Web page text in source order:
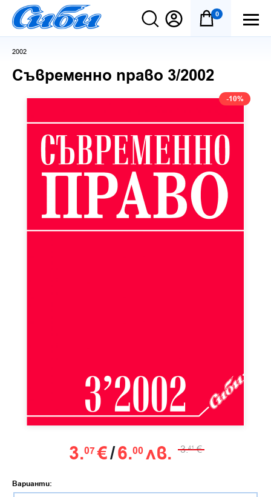
0
2002
Съвременно право 3/2002
-10%
3.07€/6.00 лв. 3.41 €
Варианти: